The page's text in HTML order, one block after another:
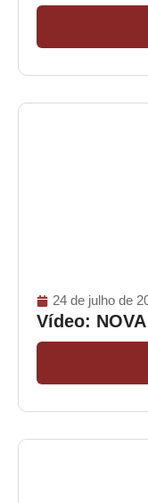
24 de julho de
Vídeo: